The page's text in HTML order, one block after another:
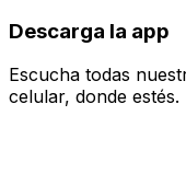
Descarga la app
Escucha todas
celular, donde estés.